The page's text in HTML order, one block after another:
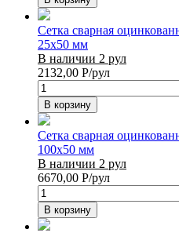
Сетка сварная
25х50 мм
В наличии 2 рул
2132,00 Р/рул
В корзину
Сетка сварная
100х50 мм
В наличии 2 рул
6670,00 Р/рул
В корзину